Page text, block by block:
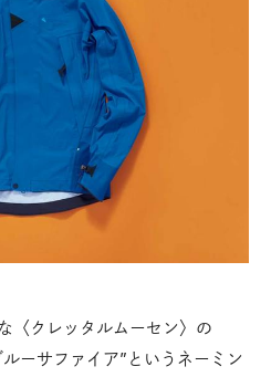
〈クレッタルムーセン〉の
ーサファイア”というネーミン